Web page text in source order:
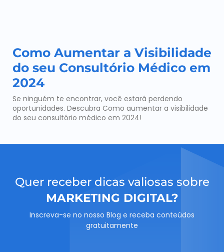
Como Aumentar a Visibilidade
do seu Consultório Médico em
2024
Se ninguém te encontrar, você estará perdendo
oportunidades. Descubra Como aumentar a visibilidade
do seu consultório médico em 2024!
Quer receber dicas valiosas sobre
MARKETING DIGITAL?
Inscreva-se no nosso Blog e receba conteúdos
gratuitamente